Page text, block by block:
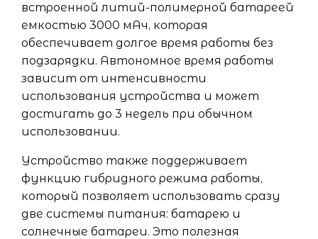
встроенной литий-полимерной батареей
емкостью 3000 мАч, которая
обеспечивает долгое время работы без
подзарядки. Автономное время работы
зависит от интенсивности
использования устройства и может
достигать до 3 недель при обычном
использовании.
Устройство также поддерживает
функцию гибридного режима работы,
который позволяет использовать сразу
две системы питания: батарею и
солнечные батареи. Это полезная